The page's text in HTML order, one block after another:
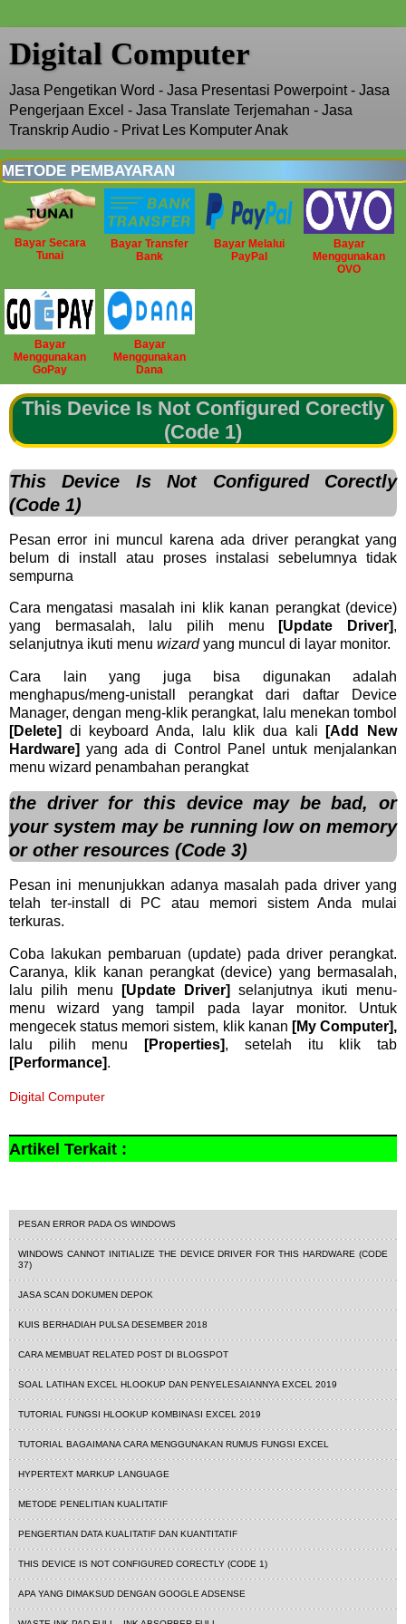
Digital Computer
Jasa Pengetikan Word - Jasa Presentasi Powerpoint - Jasa
Pengerjaan Excel - Jasa Translate Terjemahan - Jasa
Transkrip Audio - Privat Les Komputer Anak
METODE PEMBAYARAN
Bayar Secara
Tunai
Bayar Transfer
Bank
Bayar Melalui
PayPal
Bayar
Menggunakan
OVO
Bayar
Menggunakan
GoPay
Bayar
Menggunakan
Dana
This Device Is Not Configured Corectly
(Code 1)
This Device Is Not Configured Corectly
(Code 1)
Pesan error ini muncul karena ada driver perangkat yang
belum di install atau proses instalasi sebelumnya tidak
sempurna
Cara mengatasi masalah ini klik kanan perangkat (device)
yang bermasalah, lalu pilih menu
[Update Driver],
selanjutnya ikuti menu wizardyang muncul di layar monitor.
Cara lain yang juga bisa digunakan adalah
menghapus/meng-unistall perangkat dari daftar Device
Manager, dengan meng-klik perangkat, lalu menekan tombol
[Delete]
di keyboard Anda, lalu klik dua kali
[Add New
Hardware] yang ada di Control Panel untuk menjalankan
menu wizard penambahan perangkat
the driver for this device may be bad, or
your system may be running low on memory
or other resources (Code 3)
Pesan ini menunjukkan adanya masalah pada driver yang
telah ter-install di PC atau memori sistem Anda mulai
terkuras.
Coba lakukan pembaruan (update) pada driver perangkat.
Caranya, klik kanan perangkat (device) yang bermasalah,
lalu pilih menu
[Update Driver]
selanjutnya ikuti menu-
menu wizard yang tampil pada layar monitor. Untuk
mengecek status memori sistem, klik kanan [My Computer],
lalu pilih menu
[Properties], setelah itu klik tab
[Performance].
Digital Computer
Artikel Terkait :
PESAN ERROR PADA OS WINDOWS
WINDOWS CANNOT INITIALIZE THE DEVICE DRIVER FOR THIS HARDWARE (CODE
37)
JASA SCAN DOKUMEN DEPOK
KUIS BERHADIAH PULSA DESEMBER 2018
CARA MEMBUAT RELATED POST DI BLOGSPOT
SOAL LATIHAN EXCEL HLOOKUP DAN PENYELESAIANNYA EXCEL 2019
TUTORIAL FUNGSI HLOOKUP KOMBINASI EXCEL 2019
TUTORIAL BAGAIMANA CARA MENGGUNAKAN RUMUS FUNGSI EXCEL
HYPERTEXT MARKUP LANGUAGE
METODE PENELITIAN KUALITATIF
PENGERTIAN DATA KUALITATIF DAN KUANTITATIF
THIS DEVICE IS NOT CONFIGURED CORECTLY (CODE 1)
APA YANG DIMAKSUD DENGAN GOOGLE ADSENSE